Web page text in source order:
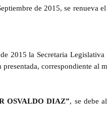
de 2015, se renueva
2015 la Secretaria
correspondiente al
OSVALDO DIAZ”, se debe